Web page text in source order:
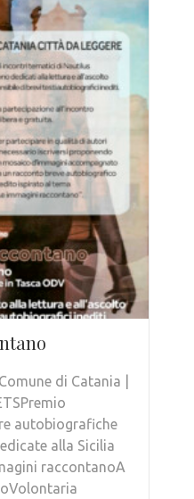
di Catania |
autobiografiche
alla Sicilia
raccontanoA